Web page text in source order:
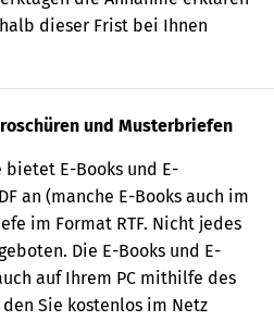
dieser Frist bei Ihnen
und Musterbriefen
E-Books und E-
an (manche E-Books auch im
im Format RTF. Nicht jedes
Die E-Books und E-
auf Ihrem PC mithilfe des
Sie kostenlos im Netz